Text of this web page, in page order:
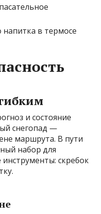
напитка в термосе
и состояние
снегопад —
маршрута. В пути
набор для
скребок